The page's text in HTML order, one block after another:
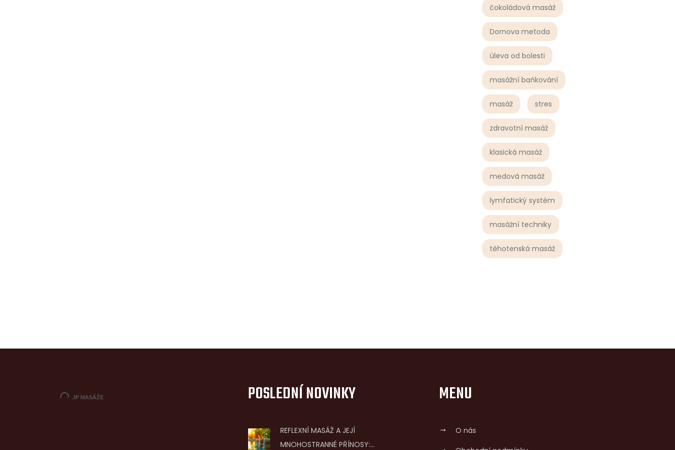
čokoládová masáž
Dornova metoda
úleva od bolesti
masážní baňkování
masáž stres
zdravotní masáž
klasická masáž
medová masáž
lymfatický systém
masážní techniky
těhotenská masáž
POSLEDNÍ NOVINKY
REFLEXNÍ MASÁŽ A JEJÍ
MNOHOSTRANNÉ PŘÍNOSY:
MENU
O nás